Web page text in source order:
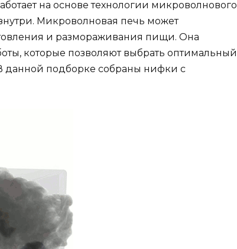
на основе технологии микроволнового
Микроволновая печь может
и размораживания пищи. Она
которые позволяют выбрать оптимальный
данной подборке собраны нифки с